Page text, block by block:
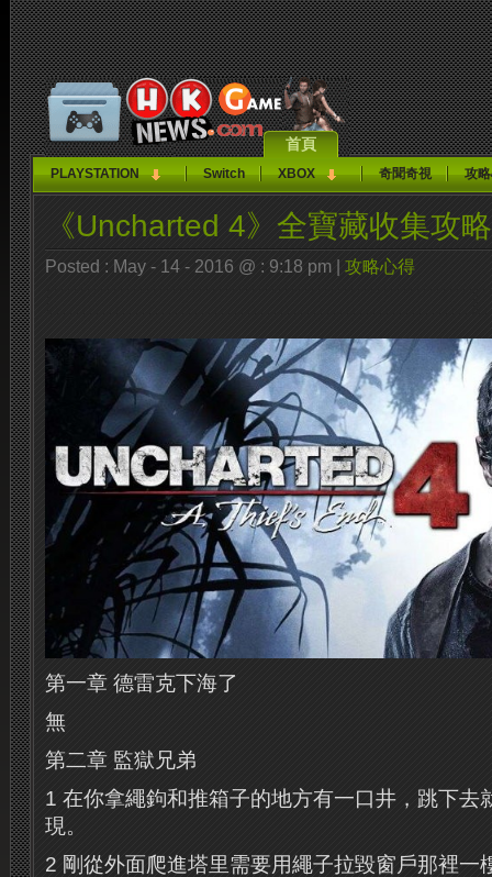
首頁
PLAYSTATION Switch XBOX 奇聞奇視 攻
《Uncharted 4》全寶藏收集攻略
Posted : May - 14 - 2016 @ : 9:18 pm | 攻略心得
第一章 德雷克下海了
無
第二章 監獄兄弟
1 在你拿繩鉤和推箱子的地方有一口井，跳下去
現。
2 剛從外面爬進塔里需要用繩子拉毀窗戶那裡一